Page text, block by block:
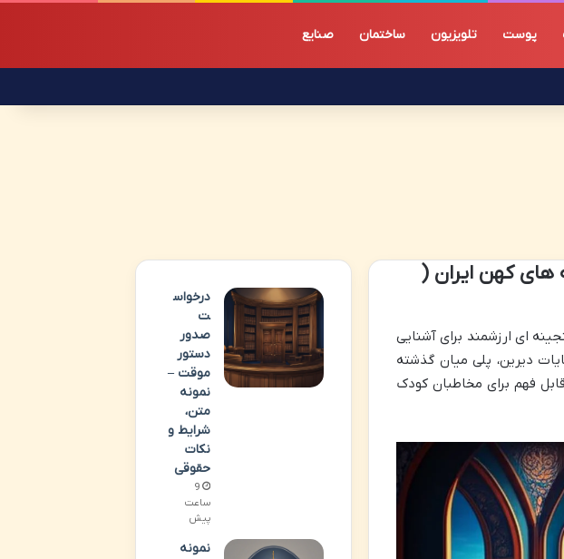
پوست تلویزیون ساختمان صنایع
کهن ایران (
ای ارزشمند برای آشنایی
دیرین، پلی میان گذشته
فهم برای مخاطبان کودک
درخواس
ت
صدور
دستور
موقت –
نمونه
متن،
شرایط و
نکات
حقوقی
9
ساعت
پیش
نمونه